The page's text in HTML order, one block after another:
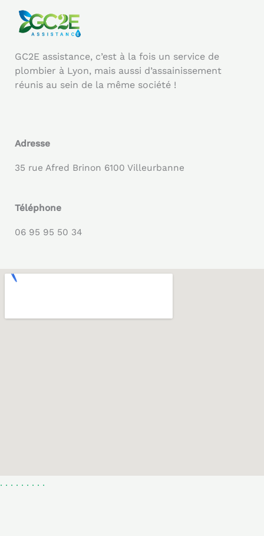
GC2E assistance, c’est à la fois un service de
plombier à Lyon, mais aussi d’assainissement
réunis au sein de la même société !
Adresse
35 rue Afred Brinon 6100 Villeurbanne
Téléphone
06 95 95 50 34
. . . . . . . . .